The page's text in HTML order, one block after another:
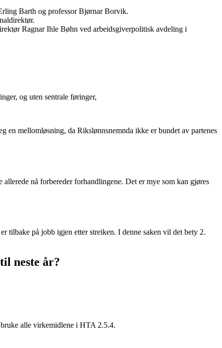
Barth og professor Bjørnar Borvik.
Ragnar Ihle Bøhn ved arbeidsgiverpolitisk avdeling i
og uten sentrale føringer,
en mellomløsning, da Rikslønnsnemnda ikke er bundet av partenes
nå forbereder forhandlingene. Det er mye som kan gjøres
tilbake på jobb igjen etter streiken. I denne saken vil det bety 2.
neste år?
alle virkemidlene i HTA 2.5.4.